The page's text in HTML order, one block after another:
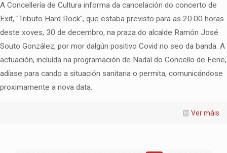
A Concellería de Cultura informa da cancelación do concerto de
Exit, "Tributo Hard Rock", que estaba previsto para as 20.00 horas
deste xoves, 30 de decembro, na praza do alcalde Ramón José
Souto González, por mor dalgún positivo Covid no seo da banda. A
actuación, incluída na programación de Nadal do Concello de Fene,
adíase para cando a situación sanitaria o permita, comunicándose
proximamente a nova data.
Ver máis